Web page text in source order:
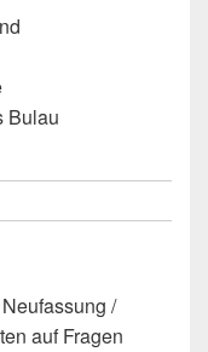
Bulau
/
auf Fragen